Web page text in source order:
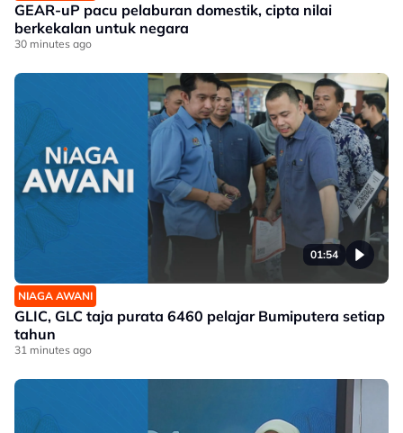
GEAR-uP pacu pelaburan domestik, cipta nilai
berkekalan untuk negara
30 minutes ago
01:54
NIAGA AWANI
GLIC, GLC taja purata 6460 pelajar Bumiputera setiap
tahun
31 minutes ago